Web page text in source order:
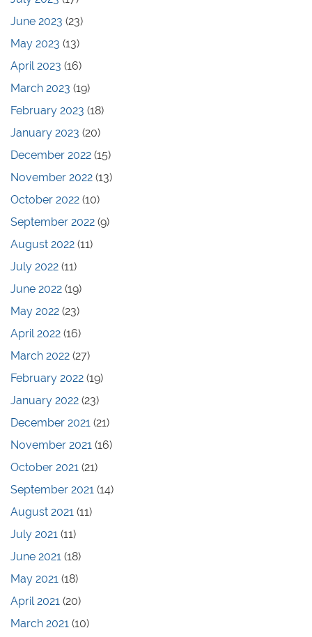
June 2023 (23)
May 2023 (13)
April 2023 (16)
March 2023 (19)
February 2023 (18)
January 2023 (20)
December 2022 (15)
November 2022 (13)
October 2022 (10)
September 2022 (9)
August 2022 (11)
July 2022 (11)
June 2022 (19)
May 2022 (23)
April 2022 (16)
March 2022 (27)
February 2022 (19)
January 2022 (23)
December 2021 (21)
November 2021 (16)
October 2021 (21)
September 2021 (14)
August 2021 (11)
July 2021 (11)
June 2021 (18)
May 2021 (18)
April 2021 (20)
March 2021 (10)